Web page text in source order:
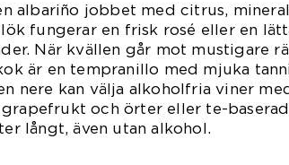
albariño jobbet med citrus,
fungerar en frisk rosé eller en
När kvällen går mot mustigare
är en tempranillo med mjuka
nere kan välja alkoholfria viner
grapefrukt och örter eller te-
långt, även utan alkohol.